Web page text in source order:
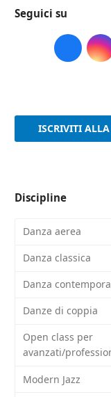
Seguici su
ISCRIVITI ALLA
Discipline
Danza aerea
Danza classica
Danza
Danze di coppia
Open class per
avanzati/
Modern Jazz